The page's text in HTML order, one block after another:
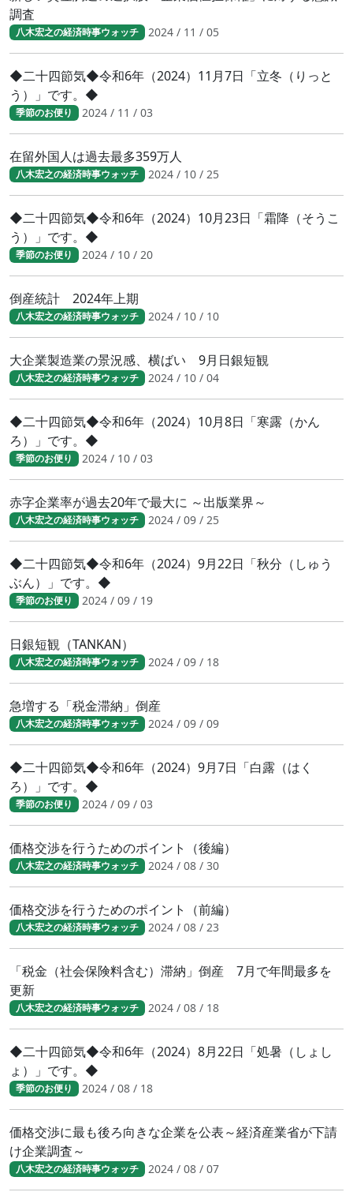
調査
八木宏之の経済時事ウォッチ 2024 / 11 / 05
◆二十四節気◆令和6年（2024）11月7日「立冬（りっと
う）」です。◆
季節のお便り 2024 / 11 / 03
在留外国人は過去最多359万人
八木宏之の経済時事ウォッチ 2024 / 10 / 25
◆二十四節気◆令和6年（2024）10月23日「霜降（そうこ
う）」です。◆
季節のお便り 2024 / 10 / 20
倒産統計 2024年上期
八木宏之の経済時事ウォッチ 2024 / 10 / 10
大企業製造業の景況感、横ばい 9月日銀短観
八木宏之の経済時事ウォッチ 2024 / 10 / 04
◆二十四節気◆令和6年（2024）10月8日「寒露（かん
ろ）」です。◆
季節のお便り 2024 / 10 / 03
赤字企業率が過去20年で最大に ～出版業界～
八木宏之の経済時事ウォッチ 2024 / 09 / 25
◆二十四節気◆令和6年（2024）9月22日「秋分（しゅう
ぶん）」です。◆
季節のお便り 2024 / 09 / 19
日銀短観（TANKAN）
八木宏之の経済時事ウォッチ 2024 / 09 / 18
急増する「税金滞納」倒産
八木宏之の経済時事ウォッチ 2024 / 09 / 09
◆二十四節気◆令和6年（2024）9月7日「白露（はく
ろ）」です。◆
季節のお便り 2024 / 09 / 03
価格交渉を行うためのポイント（後編）
八木宏之の経済時事ウォッチ 2024 / 08 / 30
価格交渉を行うためのポイント（前編）
八木宏之の経済時事ウォッチ 2024 / 08 / 23
「税金（社会保険料含む）滞納」倒産 7月で年間最多を
更新
八木宏之の経済時事ウォッチ 2024 / 08 / 18
◆二十四節気◆令和6年（2024）8月22日「処暑（しょし
ょ）」です。◆
季節のお便り 2024 / 08 / 18
価格交渉に最も後ろ向きな企業を公表～経済産業省が下請
け企業調査～
八木宏之の経済時事ウォッチ 2024 / 08 / 07